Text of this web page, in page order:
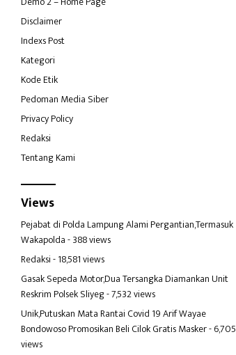
Disclaimer
Indexs Post
Kategori
Kode Etik
Pedoman Media Siber
Privacy Policy
Redaksi
Tentang Kami
Views
Pejabat di Polda Lampung Alami Pergantian,Termasuk
Wakapolda- 388 views
Redaksi- 18,581 views
Gasak Sepeda Motor,Dua Tersangka Diamankan Unit
Reskrim Polsek Sliyeg- 7,532 views
Unik,Putuskan Mata Rantai Covid 19 Arif Wayae
Bondowoso Promosikan Beli Cilok Gratis Masker- 6,705
views